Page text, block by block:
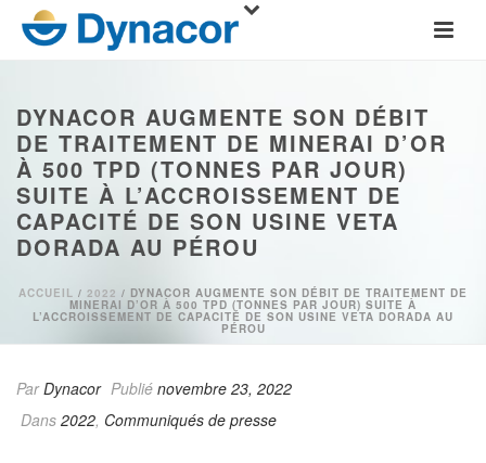
DYNACOR AUGMENTE SON DÉBIT
DE TRAITEMENT DE MINERAI D’OR
À 500 TPD (TONNES PAR JOUR)
SUITE À L’ACCROISSEMENT DE
CAPACITÉ DE SON USINE VETA
DORADA AU PÉROU
ACCUEIL / 2022 / DYNACOR AUGMENTE SON DÉBIT DE TRAITEMENT DE
MINERAI D’OR À 500 TPD (TONNES PAR JOUR) SUITE À
L’ACCROISSEMENT DE CAPACITÉ DE SON USINE VETA DORADA AU
PÉROU
ParDynacor Publié novembre 23, 2022
Dans 2022, Communiqués de presse